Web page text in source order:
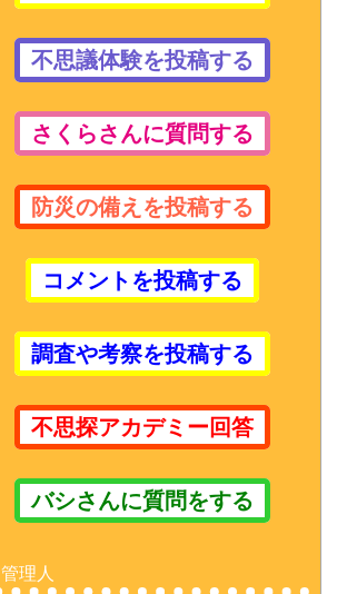
不思議体験を投稿する
さくらさんに質問する
防災の備えを投稿する
コメントを投稿する
調査や考察を投稿する
不思探アカデミー回答
バシさんに質問をする
管理人